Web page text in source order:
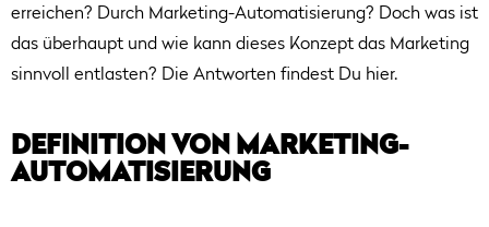
erreichen? Durch Marketing-Automatisierung? Doch was ist
das überhaupt und wie kann dieses Konzept das Marketing
sinnvoll entlasten? Die Antworten findest Du hier.
DEFINITION VON MARKETING-
AUTOMATISIERUNG